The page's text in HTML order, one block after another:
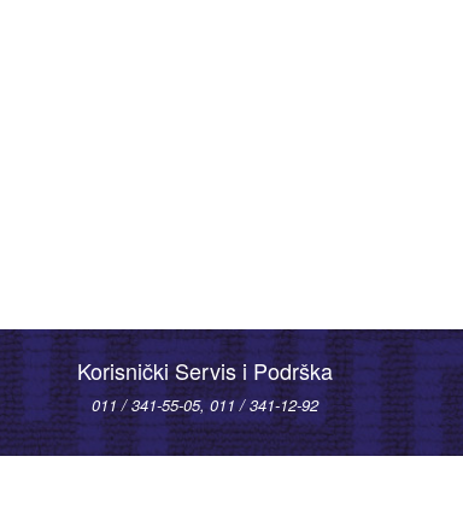
Korisnički Servis i Podrška
011 / 341-55-05, 011 / 341-12-92